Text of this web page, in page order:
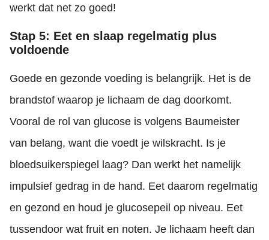
werkt dat net zo goed!
Stap 5: Eet en slaap regelmatig plus
voldoende
Goede en gezonde voeding is belangrijk. Het is de
brandstof waarop je lichaam de dag doorkomt.
Vooral de rol van glucose is volgens Baumeister
van belang, want die voedt je wilskracht. Is je
bloedsuikerspiegel laag? Dan werkt het namelijk
impulsief gedrag in de hand. Eet daarom regelmatig
en gezond en houd je glucosepeil op niveau. Eet
tussendoor wat fruit en noten. Je lichaam heeft dan